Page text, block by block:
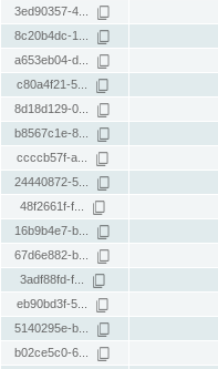
3ed90357-4...
8c20b4dc-1...
a653eb04-d...
c80a4f21-5...
8d18d129-0...
b8567c1e-8...
ccccb57f-a...
24440872-5...
48f2661f-f...
16b9b4e7-b...
67d6e882-b...
3adf88fd-f...
eb90bd3f-5...
5140295e-b...
b02ce5c0-6...